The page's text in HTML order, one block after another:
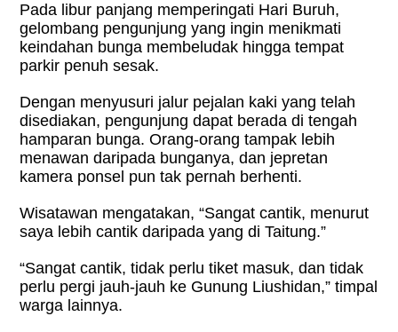
Pada libur panjang memperingati Hari Buruh,
gelombang pengunjung yang ingin menikmati
keindahan bunga membeludak hingga tempat
parkir penuh sesak.
Dengan menyusuri jalur pejalan kaki yang telah
disediakan, pengunjung dapat berada di tengah
hamparan bunga. Orang-orang tampak lebih
menawan daripada bunganya, dan jepretan
kamera ponsel pun tak pernah berhenti.
Wisatawan mengatakan, “Sangat cantik, menurut
saya lebih cantik daripada yang di Taitung.”
“Sangat cantik, tidak perlu tiket masuk, dan tidak
perlu pergi jauh-jauh ke Gunung Liushidan,” timpal
warga lainnya.